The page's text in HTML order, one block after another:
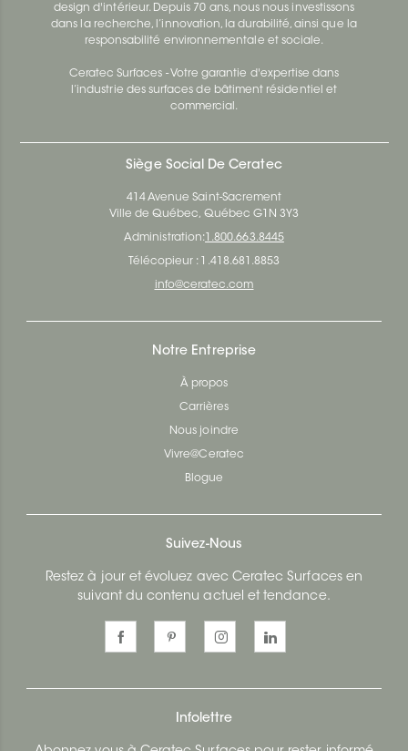
design d'intérieur. Depuis 70 ans, nous nous investissons
dans la recherche, l’innovation, la durabilité, ainsi que la
responsabilité environnementale et sociale.
Ceratec Surfaces - Votre garantie d'expertise dans
l’industrie des surfaces de bâtiment résidentiel et
commercial.
Siège Social De Ceratec
414 Avenue Saint-Sacrement
Ville de Québec, Québec G1N 3Y3
Administration: 1.800.663.8445
Télécopieur : 1.418.681.8853
info@ceratec.com
Notre Entreprise
À propos
Carrières
Nous joindre
Vivre@Ceratec
Blogue
Suivez-Nous
Restez à jour et évoluez avec Ceratec Surfaces en
suivant du contenu actuel et tendance.
Infolettre